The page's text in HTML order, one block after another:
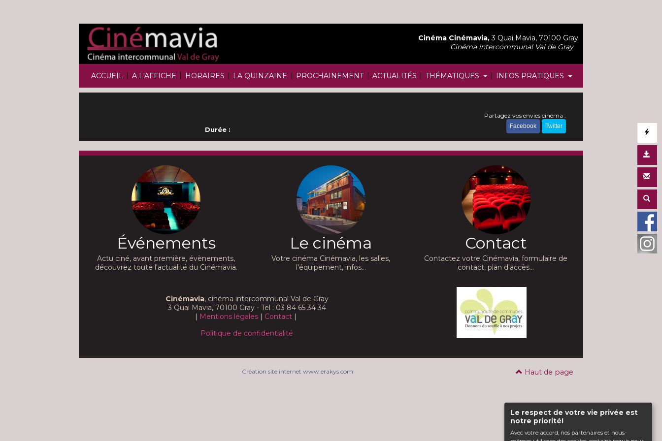
Le respect de votre vie privée est
notre priorité!
Avec votre accord, nos partenaires et nous-
ACCUEIL | A L'AFFICHE | HORAIRES | LA QUINZAINE | PROCHAINEMENT | ACTUALITÉS | THÉMATIQUES | INFOS PRATIQUES
Cinéma Cinémavia,3 Quai Mavia, 70100 Gray
Cinéma intercommunal Val de Gray
Durée :
Partagez vos envies cinéma :
Facebook Twitter
Événements
Actu ciné, avant première, évènements,
découvrez toute l'actualité du Cinémavia.
Le cinéma
Votre cinéma Cinémavia, les salles,
l'équipement, infos...
Contact
Contactez votre Cinémavia, formulaire de
contact, plan d'accès...
Cinémavia, cinéma intercommunal Val de Gray
3 Quai Mavia, 70100 Gray - Tel : 03 84 65 34 34
| Mentions légales | Contact |
Politique de confidentialité
Haut de page
Création site internet www.erakys.com